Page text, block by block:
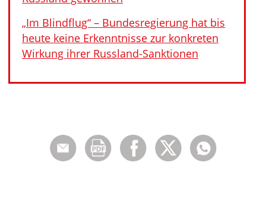
„Im Blindflug“ – Bundesregierung hat bis
heute keine Erkenntnisse zur konkreten
Wirkung ihrer Russland-Sanktionen